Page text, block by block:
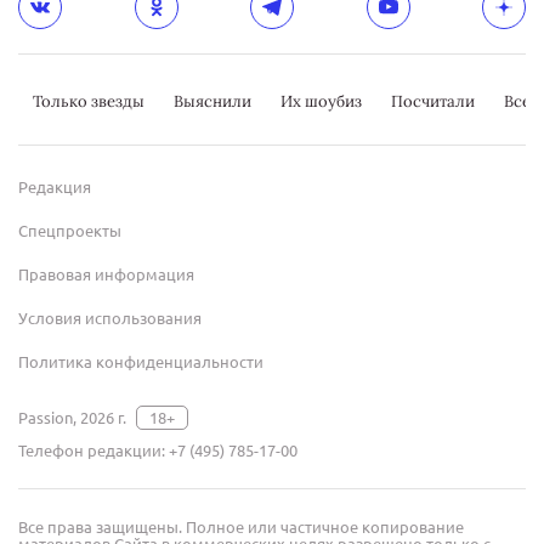
Только звезды Выяснили Их шоубиз Посчитали
Редакция
Спецпроекты
Правовая информация
Условия использования
Политика конфиденциальности
Passion, 2026 г.
18+
Телефон редакции:+7 (495) 785-17-00
Все права защищены. Полное или частичное копирование